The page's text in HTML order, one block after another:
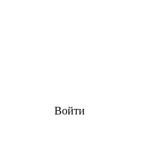
Войти